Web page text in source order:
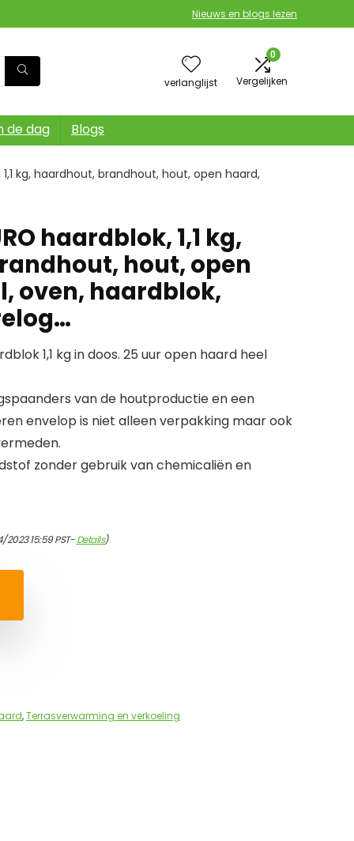
Nieuws en blogs lezen
verlanglijst
0
Vergelijken
de dag Blogs
1,1 kg, haardhout, brandhout, hout, open haard,
haardblok, 1,1 kg,
hout, open
oven, haardblok,
1,1 kg in doos. 25 uur open haard heel
van de houtproductie en een
envelop is niet alleen verpakking maar ook
zonder gebruik van chemicaliën en
15:59 PST-Details)
,Terrasverwarming en verkoeling